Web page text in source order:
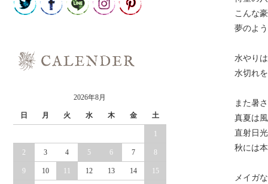
2026年8月
日 月 火 水 木 金 土
1
2 3 4 5 6 7 8
9 10 11 12 13 14 15
こんな
夢のよ
水やり
水切れ
また暑
真夏は
直射日
秋には
メイガ